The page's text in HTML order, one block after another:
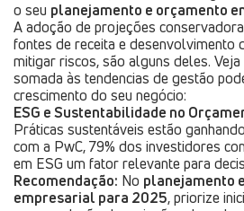
o seu planejamento e orçamento
A adoção de projeções
fontes de receita e desenvolvimento
mitigar riscos, são alguns deles.
somada às tendencias de gestão
crescimento do seu negócio:
ESG e Sustentabilidade no
Práticas sustentáveis estão
com a PwC, 79% dos investidores
em ESG um fator relevante para
Recomendação: No planejamento
empresarial para 2025, priorize